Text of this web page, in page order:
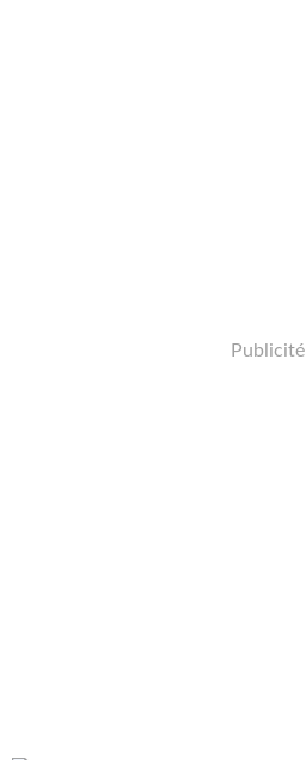
Publicité